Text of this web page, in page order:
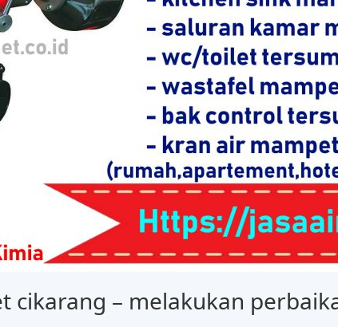
cikarang – melakukan